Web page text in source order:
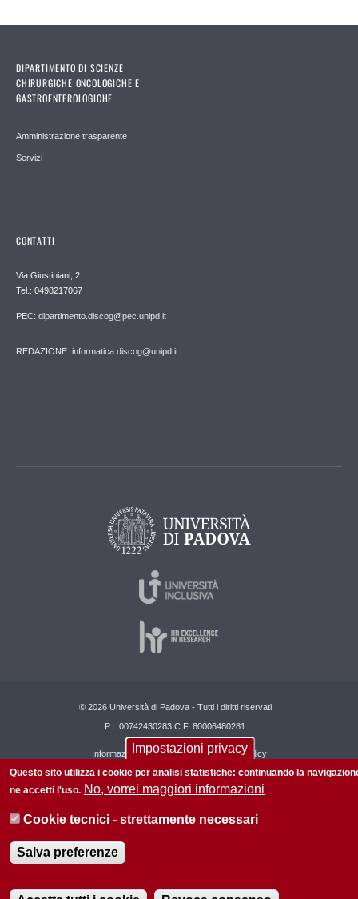
DIPARTIMENTO DI SCIENZE
CHIRURGICHE ONCOLOGICHE E
GASTROENTEROLOGICHE
Amministrazione trasparente
Servizi
CONTATTI
Via Giustiniani, 2
Tel.: 0498217067
PEC: dipartimento.discog@pec.unipd.it
REDAZIONE: informatica.discog@unipd.it
© 2026 Università di Padova - Tutti i diritti riservati
P.I. 00742430283 C.F. 80006480281
Informazioni su questo sito Privacy policy
Impostazioni privacy
Questo sito utilizza i cookie per analisi statistiche: continuando la
ne accetti l'uso. No, vorrei maggiori informazioni
Cookie tecnici - strettamente necessari
Salva preferenze